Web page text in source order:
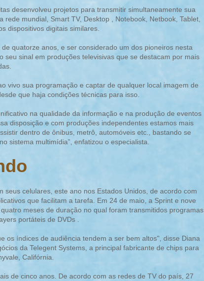
desenvolveu projetos para transmitir simultaneamente sua
mundial, Smart TV, Desktop , Notebook, Netbook, Tablet,
dispositivos digitais similares.
quatorze anos, e ser considerado um dos pioneiros nesta
sinal em produções televisivas que se destacam por mais
vivo sua programação e captar de qualquer local imagem de
que haja condições técnicas para isso.
na qualidade da informação e na produção de eventos
disposição e com produções independentes estamos mais
dentro de ônibus, metrô, automóveis etc., bastando se
sistema multimídia”, enfatizou o especialista.
celulares, este ano nos Estados Unidos, de acordo com
que facilitam a tarefa. Em 24 de maio, a Sprint e nove
meses de duração no qual foram transmitidos programas
portáteis de DVDs .
os índices de audiência tendem a ser bem altos", disse Diana
da Telegent Systems, a principal fabricante de chips para
Califórnia.
de cinco anos. De acordo com as redes de TV do país, 27